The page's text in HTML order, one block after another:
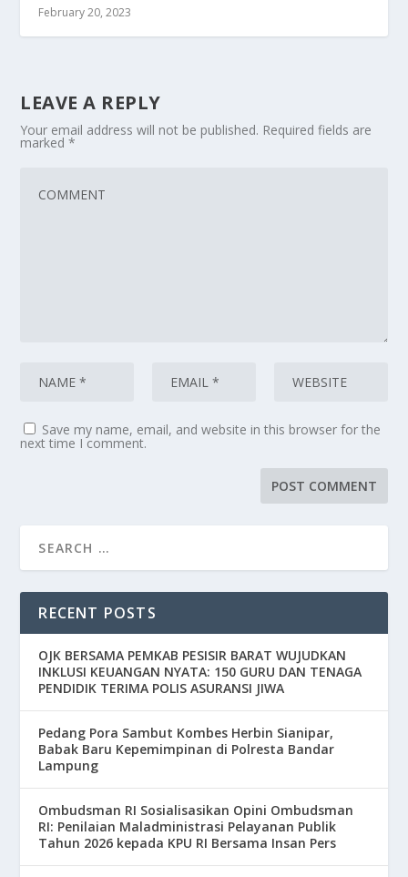
February 20, 2023
LEAVE A REPLY
Your email address will not be published. Required fields are
marked*
Save my name, email, and website in this browser for the
next time I comment.
RECENT POSTS
OJK BERSAMA PEMKAB PESISIR BARAT WUJUDKAN
INKLUSI KEUANGAN NYATA: 150 GURU DAN TENAGA
PENDIDIK TERIMA POLIS ASURANSI JIWA
Pedang Pora Sambut Kombes Herbin Sianipar,
Babak Baru Kepemimpinan di Polresta Bandar
Lampung
Ombudsman RI Sosialisasikan Opini Ombudsman
RI: Penilaian Maladministrasi Pelayanan Publik
Tahun 2026 kepada KPU RI Bersama Insan Pers